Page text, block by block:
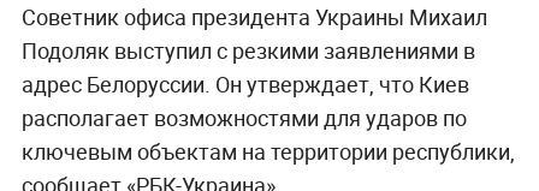
Советник офиса президента Украины Михаил
Подоляк выступил с резкими заявлениями в
адрес Белоруссии. Он утверждает, что Киев
располагает возможностями для ударов по
ключевым объектам на территории республики,
сообщает «РБК-Украина».